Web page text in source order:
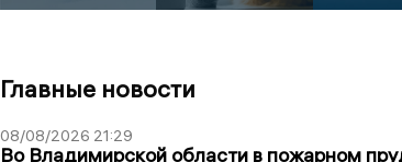
Главные новости
08/08/2026 21:29
Во Владимирской области в пожарном